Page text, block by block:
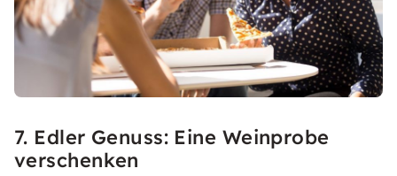
7. Edler Genuss: Eine Weinprobe
verschenken